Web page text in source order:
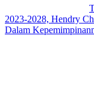
2023-2028, Hendry
Dalam